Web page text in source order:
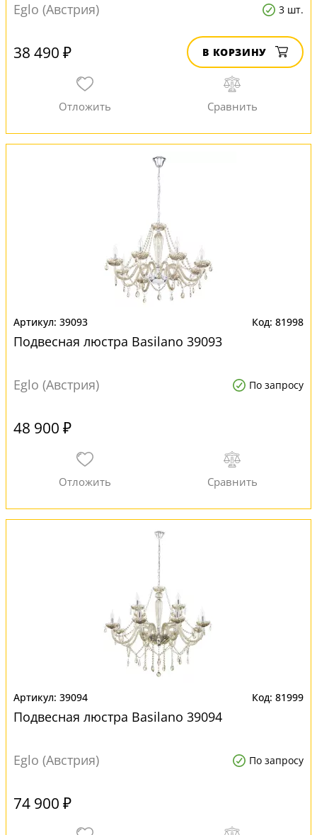
Eglo (Австрия) 3 шт.
38 490 ₽ В КОРЗИНУ
39093 81998
Подвесная люстра Basilano 39093
Eglo (Австрия) По запросу
48 900 ₽
39094 81999
Подвесная люстра Basilano 39094
Eglo (Австрия) По запросу
74 900 ₽